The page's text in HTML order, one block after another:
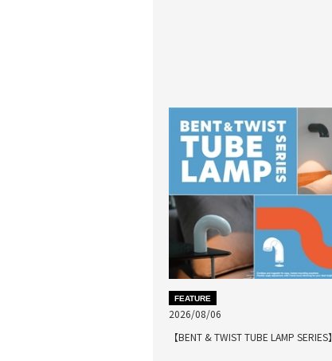
FEATURE
2026/08/06
【BENT & TWIST TUBE LAMP SERIES】